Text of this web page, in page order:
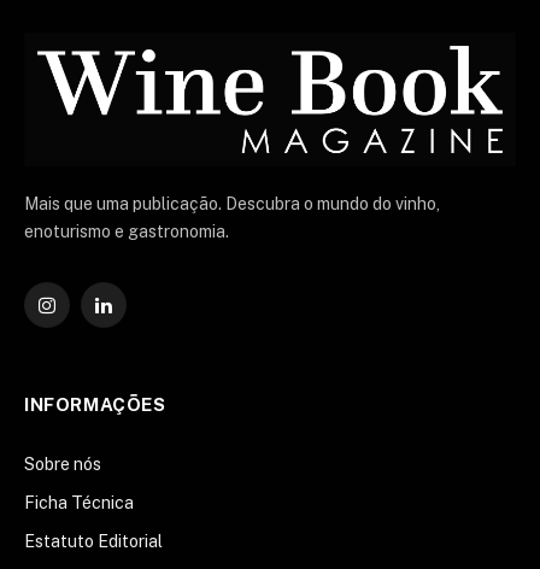
Mais que uma publicação. Descubra o mundo do vinho,
enoturismo e gastronomia.
Instagram
O
INFORMAÇÕES
Sobre nós
Ficha Técnica
Estatuto Editorial